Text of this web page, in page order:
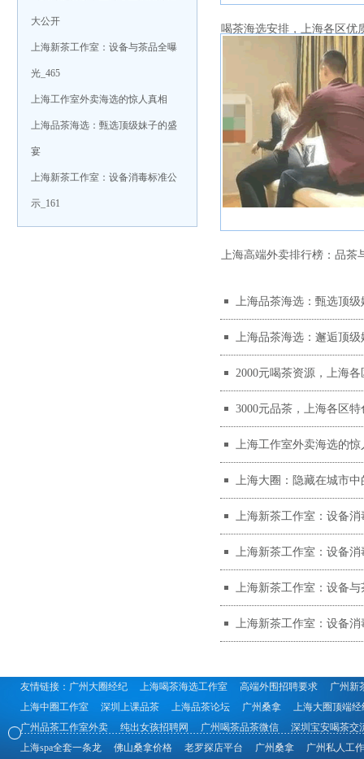
大公开
上海新茶工作室：设备与茶品全曝
光_465
上海工作室外卖海选的惊人真相
上海品茶海选：甄选顶级妹子的盛
宴
上海新茶工作室：设备消毒标准公
示_161
喝茶海选安排，上海各区优
指南
上海高端外卖排行榜：品茶
的权威榜单，闭眼选不
上海品茶海选：甄选顶级
上海品茶海选：邂逅顶级
2000元喝茶资源，上海
3000元品茶，上海各区
上海工作室外卖海选的惊
上海大圈：隐藏在城市中
上海新茶工作室：设备消
上海新茶工作室：设备消
上海新茶工作室：设备与
上海新茶工作室：设备消
友情链接： 广州大圈经纪 上海喝茶海选工作室 高端外围招聘要求
广州新
上海中圈工作室
深圳上课品茶 上海品茶论坛 广州桑拿
上海大圈顶端经
广州品茶工作室外卖
纯出女孩招聘网 广州喝茶品茶微信
深圳宝安喝茶交
上海spa全套一条龙
佛山桑拿价格 老罗探店平台 广州桑拿 广州私人工